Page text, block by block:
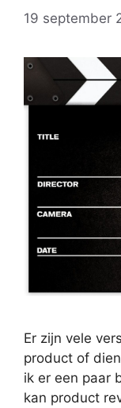
19 september
Er zijn vele
product of
ik er een paar
kan product